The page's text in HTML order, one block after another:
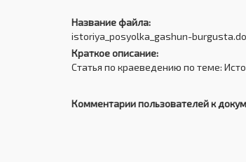
Название файла:
istoriya_posyolka_gashun-
Краткое описание:
Статья по краеведению по теме:
Комментарии пользователей к